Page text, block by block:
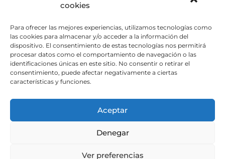
cookies
Para ofrecer las mejores experiencias, utilizamos tecnologías como
las cookies para almacenar y/o acceder a la información del
dispositivo. El consentimiento de estas tecnologías nos permitirá
procesar datos como el comportamiento de navegación o las
identificaciones únicas en este sitio. No consentir o retirar el
consentimiento, puede afectar negativamente a ciertas
características y funciones.
Aceptar
Denegar
Ver preferencias
© 2023 – DOMINANTE
COSTA S.L.
info@cosmolga.com
671877303
Avisos Legales